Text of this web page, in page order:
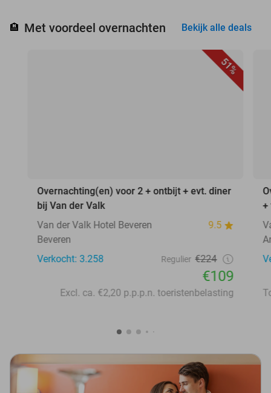
🏨 Met voordeel overnachten Bekijk alle deals
51%
Overnachting(en) voor 2 + ontbijt + evt. diner
bij Van der Valk
Van der Valk Hotel Beveren
9.5
Beveren
Verkocht: 3.258
Regulier €224
€109
Excl. ca. €2,20 p.p.p.n. toeristenbelasting
+